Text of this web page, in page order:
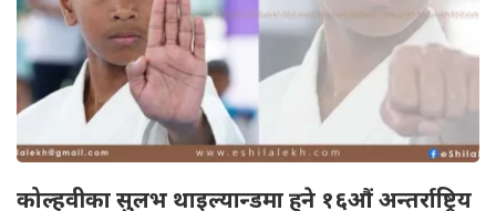
कोल्हवीका सुलभ थाइल्यान्डमा हुने १६औं अन्तर्राष्ट्रिय